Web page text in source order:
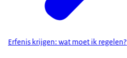
Erfenis krijgen: wat moet ik regelen?